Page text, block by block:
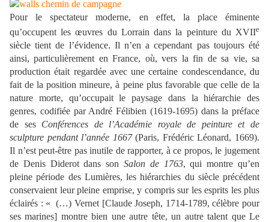
Pour le spectateur moderne, en effet, la place éminente
qu’occupent les œuvres du Lorrain dans la peinture du XVIIe
siècle tient de l’évidence. Il n’en a cependant pas toujours été
ainsi, particulièrement en France, où, vers la fin de sa vie, sa
production était regardée avec une certaine condescendance, du
fait de la position mineure, à peine plus favorable que celle de la
nature morte, qu’occupait le paysage dans la hiérarchie des
genres, codifiée par André Félibien (1619-1695) dans la préface
de ses Conférences de l’Académie royale de peinture et de
sculpture pendant l’année 1667(Paris, Frédéric Léonard, 1669).
Il n’est peut-être pas inutile de rapporter, à ce propos, le jugement
de Denis Diderot dans son Salon de 1763, qui montre qu’en
pleine période des Lumières, les hiérarchies du siècle précédent
conservaient leur pleine emprise, y compris sur les esprits les plus
éclairés : « (…) Vernet [Claude Joseph, 1714-1789, célèbre pour
ses marines] montre bien une autre tête, un autre talent que Le